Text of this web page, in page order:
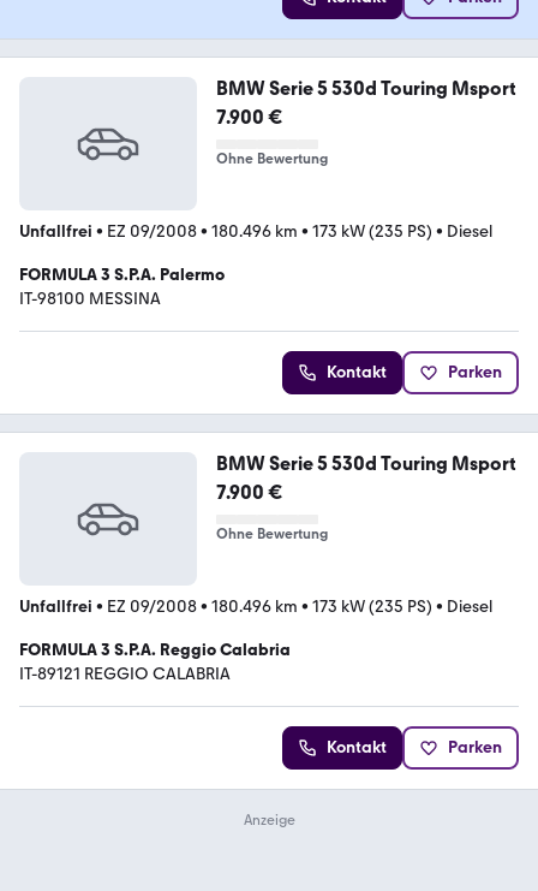
BMW Serie 5 530d Touring Msport
7.900 €
Ohne Bewertung
Unfallfrei • EZ 09/2008• 180.496 km • 173 kW (235 PS) • Diesel
FORMULA 3 S.P.A. Palermo
IT-98100 MESSINA
Kontakt Parken
BMW Serie 5 530d Touring Msport
7.900 €
Ohne Bewertung
Unfallfrei • EZ 09/2008• 180.496 km • 173 kW (235 PS) • Diesel
FORMULA 3 S.P.A. Reggio Calabria
IT-89121 REGGIO CALABRIA
Kontakt Parken